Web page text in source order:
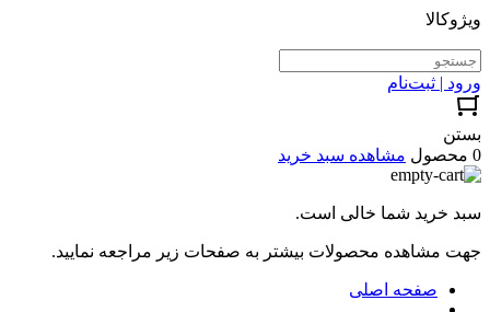
ویژوکالا
ورود | ثبت‌نام
بستن
0 محصول
مشاهده سبد خرید
سبد خرید شما خالی است.
جهت مشاهده محصولات بیشتر به صفحات زیر مراجعه نمایید.
صفحه اصلی